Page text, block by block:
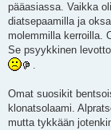
pääasiassa. Vaikka
diatsepaamilla ja
molemmilla kerroilla.
Se psyykkinen
.
Omat suosikit
klonatsolaami.
mutta tykkään